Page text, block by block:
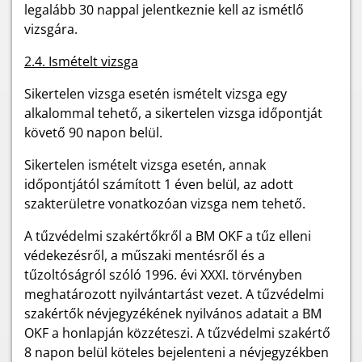
legalább 30 nappal jelentkeznie kell az ismétlő
vizsgára.
2.4. Ismételt vizsga
Sikertelen vizsga esetén ismételt vizsga egy
alkalommal tehető, a sikertelen vizsga időpontját
követő 90 napon belül.
Sikertelen ismételt vizsga esetén, annak
időpontjától számított 1 éven belül, az adott
szakterületre vonatkozóan vizsga nem tehető.
A tűzvédelmi szakértőkről a BM OKF a tűz elleni
védekezésről, a műszaki mentésről és a
tűzoltóságról szóló 1996. évi XXXI. törvényben
meghatározott nyilvántartást vezet. A tűzvédelmi
szakértők névjegyzékének nyilvános adatait a BM
OKF a honlapján közzéteszi. A tűzvédelmi szakértő
8 napon belül köteles bejelenteni a névjegyzékben